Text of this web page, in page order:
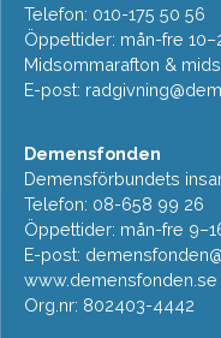
Telefon: 010-175 50 56
Öppettider: mån-fre
Midsommarafton &
E-post:
Demensfonden
Demensförbundets
Telefon: 08-658 99 26
Öppettider: mån-fre
E-post:
www.demensfonden.se
Org.nr: 802403-4442